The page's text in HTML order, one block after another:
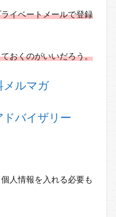
イベートメールで登録
おくのがいいだろう。
メルマガ
バイザリー
人情報を入れる必要も